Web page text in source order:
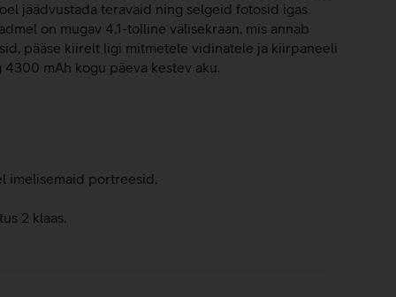
jäädvustada teravaid ning selgeid fotosid igas
on mugav 4,1-tolline välisekraan, mis annab
pääse kiirelt ligi mitmetele vidinatele ja kiirpaneeli
mAh kogu päeva kestev aku.
imelisemaid portreesid.
2 klaas.